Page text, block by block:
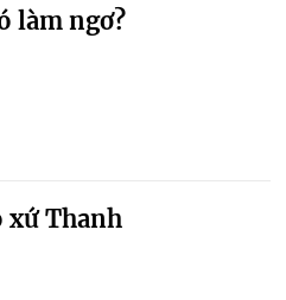
làm ngơ?
xứ Thanh